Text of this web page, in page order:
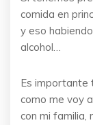
comida en
y eso
alcohol…
Es importante
como me voy
con mi familia,